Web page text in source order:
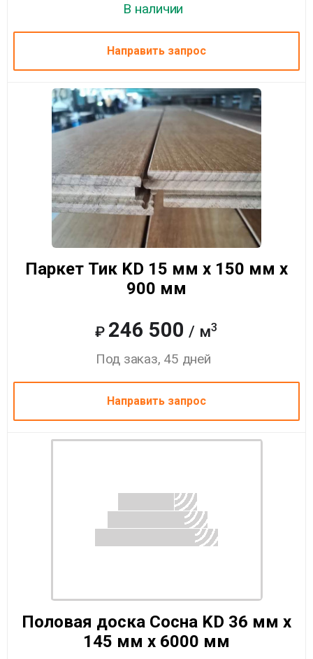
В наличии
Направить запрос
Паркет Тик KD 15 мм x 150 мм x
900 мм
₽ 246 500 / м3
Под заказ, 45 дней
Направить запрос
Половая доска Сосна KD 36 мм x
145 мм x 6000 мм